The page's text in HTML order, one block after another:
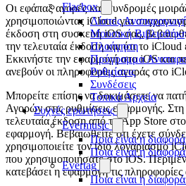
Flacbox
Λίστες
Μουσική
Πλοήγηση
Πρόγραμμα
Ρυθμίσεις
Συνδέσεις
Τοπικά Αρχεία
Συχνές ερωτήσεις
Evermusic
Ποια είναι η
Ποια είναι η
Evertag
Ποια είναι η
Οι εφάπαξ αγορές και συνδρομές
χρησιμοποιώντας iCloud για
έκδοση στη συσκευή iOS σας,
την τελευταία έκδοση και ότι το iCloud
Εκκινήστε την εφαρμογή στο iOS και
ανεβούν οι πληροφορίες αγοράς στο
Μπορείτε επίσης να δοκιμάσετε να
Αγορών στις ρυθμίσεις εφαρμογής.
τελευταία έκδοση από το App Store
εφαρμογή. Βεβαιωθείτε ότι έχετε
χρησιμοποιείτε τον ίδιο λογαριασμό
που χρησιμοποιήσατε στο iOS.
κατεβάσει η εφαρμογή τις